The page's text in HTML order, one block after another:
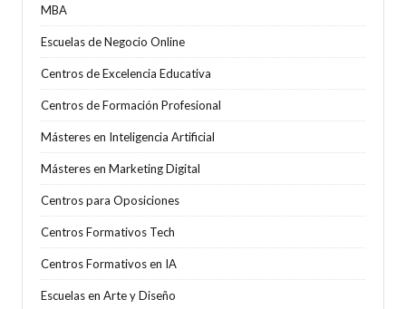
MBA
Escuelas de Negocio Online
Centros de Excelencia Educativa
Centros de Formación Profesional
Másteres en Inteligencia Artificial
Másteres en Marketing Digital
Centros para Oposiciones
Centros Formativos Tech
Centros Formativos en IA
Escuelas en Arte y Diseño